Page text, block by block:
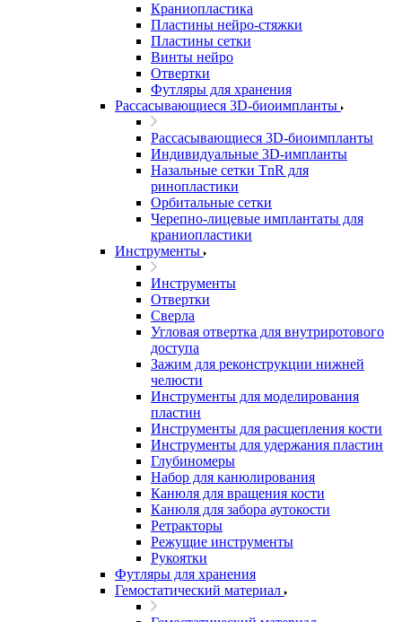
Краниопластика
Пластины нейро-стяжки
Пластины сетки
Винты нейро
Отвертки
Футляры для хранения
Рассасывающиеся 3D-биоимпланты
Рассасывающиеся 3D-биоимпланты
Индивидуальные 3D-импланты
Назальные сетки TnR для
ринопластики
Орбитальные сетки
Черепно-лицевые имплантаты для
краниопластики
Инструменты
Инструменты
Отвертки
Сверла
Угловая отвертка для внутриротового
доступа
Зажим для реконструкции нижней
челюсти
Инструменты для моделирования
пластин
Инструменты для расщепления кости
Инструменты для удержания пластин
Глубиномеры
Набор для канюлирования
Канюля для вращения кости
Канюля для забора аутокости
Ретракторы
Режущие инструменты
Рукоятки
Футляры для хранения
Гемостатический материал